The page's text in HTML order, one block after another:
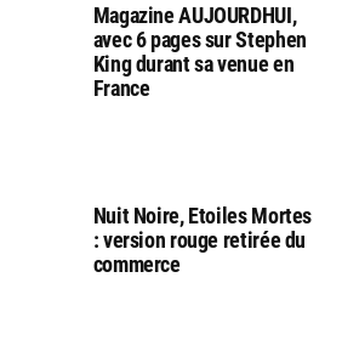
Magazine AUJOURDHUI,
avec 6 pages sur Stephen
King durant sa venue en
France
Nuit Noire, Etoiles Mortes
: version rouge retirée du
commerce